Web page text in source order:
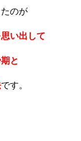
のが
い出して
と
です。